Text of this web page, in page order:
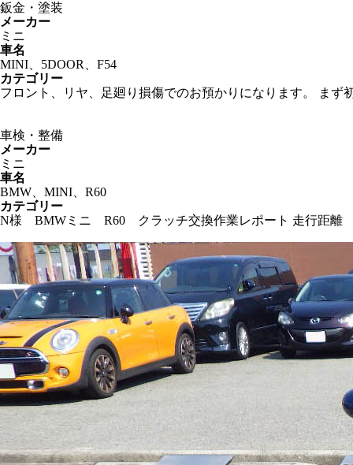
鈑金・塗装
メーカー
ミニ
車名
MINI、5DOOR、F54
カテゴリー
フロント、リヤ、足廻り損傷でのお預かりになります。 ま
車検・整備
メーカー
ミニ
車名
BMW、MINI、R60
カテゴリー
N様 BMWミニ R60 クラッチ交換作業レポート 走行距離